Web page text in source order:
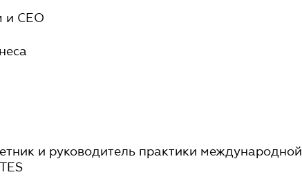
и СEO
и руководитель практики международной